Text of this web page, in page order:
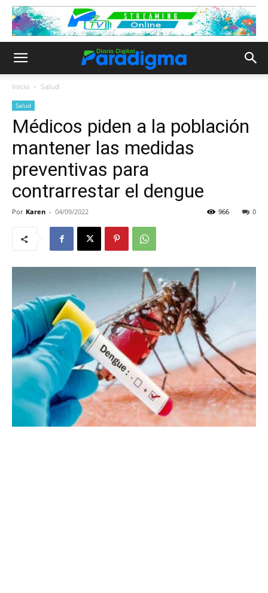
Inicio Salud
Salud
Médicos piden a la población
mantener las medidas
preventivas para
contrarrestar el dengue
Por Karen - 04/09/2022 0
966